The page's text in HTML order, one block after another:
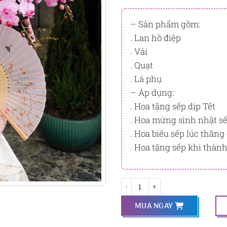
Đây là số PointSight ước
tương ứng với quyền lợi
PointSight có giá trị dùng
Flowersight.
Đăng nhập
bạn.
– Sản phẩm gồm:
. Lan hồ điệp
. Vải
. Quạt
. Lá phụ
– Áp dụng:
. Hoa tặng sếp dịp Tết
. Hoa mừng sinh nhật
. Hoa biếu sếp lúc
. Hoa tặng sếp khi
Hưng Thịnh 2 số lượng
MUA NGAY